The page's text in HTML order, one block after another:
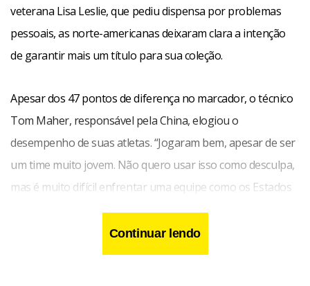
veterana Lisa Leslie, que pediu dispensa por problemas
pessoais, as norte-americanas deixaram clara a intenção
de garantir mais um título para sua coleção.
Apesar dos 47 pontos de diferença no marcador, o técnico
Tom Maher, responsável pela China, elogiou o
desempenho de suas atletas. “Jogaram bem, apesar de ser
um time muito jovem. Não quero usar isso como desculpa,
mas é muito difícil enfrentar uma equipe como os Estados
Unidos”, disse o treinador, que comparou o duelo como um
encontro entre Mike Tyson e Branca de Neve nos ringues.
“Apesar de perder de contagem centenária não estou tão
Continuar lendo